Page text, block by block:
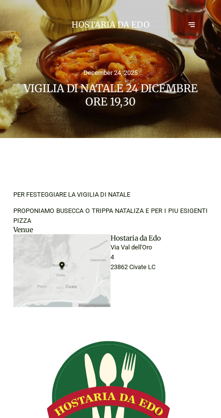
HOSTARIA DA EDO
December 24, 2025
VIGILIA DI NATALE 24 DICEMBRE
ORE 19,30
PER FESTEGGIARE LA VIGILIA DI NATALE
PROPONIAMO BUSECCA O TRIPPA NATALIZA E PER I PIU ESIGENTI
PIZZA
Venue
Hostaria da Edo
Via Val dell'Oro
4
23862 Civate LC